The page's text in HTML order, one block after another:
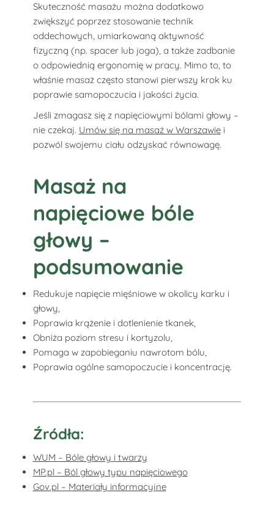
Skuteczność masażu można dodatkowo
zwiększyć poprzez stosowanie technik
oddechowych, umiarkowaną aktywność
fizyczną (np. spacer lub joga), a także zadbanie
o odpowiednią ergonomię w pracy. Mimo to, to
właśnie masaż często stanowi pierwszy krok ku
poprawie samopoczucia i jakości życia.
Jeśli zmagasz się z napięciowymi bólami głowy –
nie czekaj. Umów się na masaż w Warszawiei
pozwól swojemu ciału odzyskać równowagę.
Masaż na
napięciowe bóle
głowy –
podsumowanie
Redukuje napięcie mięśniowe w okolicy karku i
głowy,
Poprawia krążenie i dotlenienie tkanek,
Obniża poziom stresu i kortyzolu,
Pomaga w zapobieganiu nawrotom bólu,
Poprawia ogólne samopoczucie i koncentrację.
Źródła:
WUM – Bóle głowy i twarzy
MP.pl – Ból głowy typu napięciowego
Gov.pl – Materiały informacyjne